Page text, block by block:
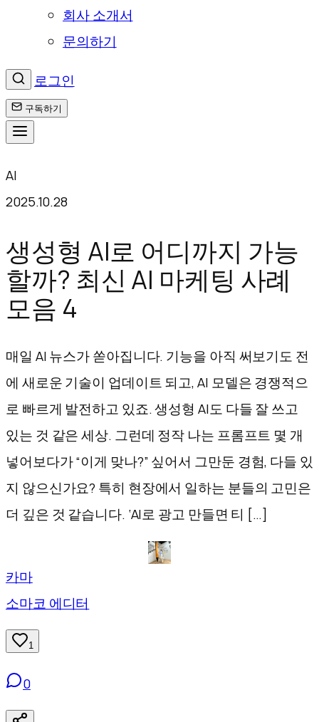
회사 소개서
문의하기
로그인
구독하기
텐
츠
로
바
로
가
AI
2025.10.28
생성형 AI로 어디까지 가능
할까? 최신 AI 마케팅 사례
모음 4
매일 AI 뉴스가 쏟아집니다. 기능을 아직 써보기도 전
에 새로운 기술이 업데이트 되고, AI 모델은 경쟁적으
로 빠르게 발전하고 있죠. 생성형 AI도 다들 잘 쓰고
있는 것 같은 세상. 그런데 정작 나는 프롬프트 몇 개
넣어보다가 “이게 맞나?” 싶어서 그만둔 경험, 다들 있
지 않으신가요? 특히 현장에서 일하는 분들의 고민은
더 깊은 것 같습니다. ‘AI로 광고 만들면 티 […]
카마
소마코 에디터
1
0